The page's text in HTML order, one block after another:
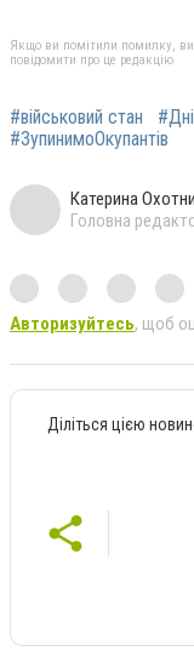
Якщо ви помітили помилку,
повідомити про це редакцію
#військовий стан
#ЗупинимоОкупантів
Катерина
Головна
Авторизуйтесь, щоб
Діліться цією